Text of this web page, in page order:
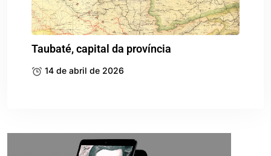
Taubaté, capital da província
14 de abril de 2026